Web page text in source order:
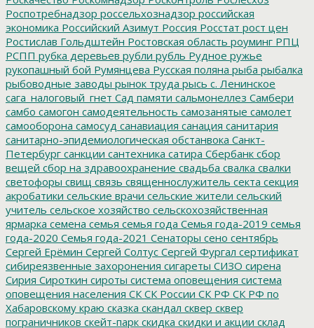
Роспотребнадзор россельхознадзор российская
экономика Российский Азимут Россия Росстат рост цен
Ростислав Гольдштейн Ростовская область роуминг РПЦ
РСПП рубка деревьев рубли рубль Рудное ружье
рукопашный бой Румянцева Русская поляна рыба рыбалка
рыбоводные заводы рынок труда рысь с. Ленинское
сага_налоговый_гнет Сад памяти сальмонеллез Самбери
самбо самогон самодеятельность самозанятые самолет
самооборона самосуд санавиация санация санитария
санитарно-эпидемиологическая обстанвока Санкт-
Петербург санкции сантехника сатира Сбербанк сбор
вещей сбор на здравоохранение свадьба свалка свалки
светофоры свищ связь священнослужитель секта секция
акробатики сельские врачи сельские жители сельский
учитель сельское хозяйство сельскохозяйственная
ярмарка семена семья семья года Семья года-2019 семья
года-2020 Семья года-2021 Сенаторы сено сентябрь
Сергей Ерёмин Сергей Солтус Сергей Фургал сертификат
сибиреязвенные захоронения сигареты СИЗО сирена
Сирия Сироткин сироты система оповещения система
оповещения населения СК СК России СК РФ СК РФ по
Хабаровскому краю сказка скандал сквер сквер
пограничников скейт-парк скидка скидки и акции склад